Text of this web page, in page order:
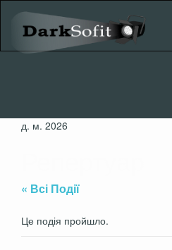
д. м. 2026
« Всі Події
Це подія пройшло.